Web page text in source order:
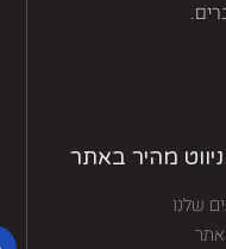
מהיר באתר